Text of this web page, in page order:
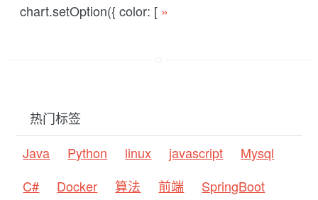
chart.setOption({ color: [ »
热门标签
Java
Python linux javascript
Mysql
C#
Docker 算法 前端
SpringBoot